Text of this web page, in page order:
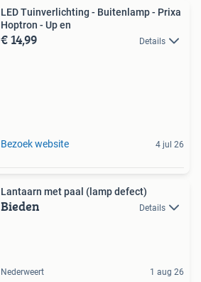
LED Tuinverlichting - Buitenlamp - Prixa
Hoptron - Up en
€ 14,99 Details
Bezoek website 4 jul 26
Lantaarn met paal (lamp defect)
Bieden Details
Nederweert 1 aug 26